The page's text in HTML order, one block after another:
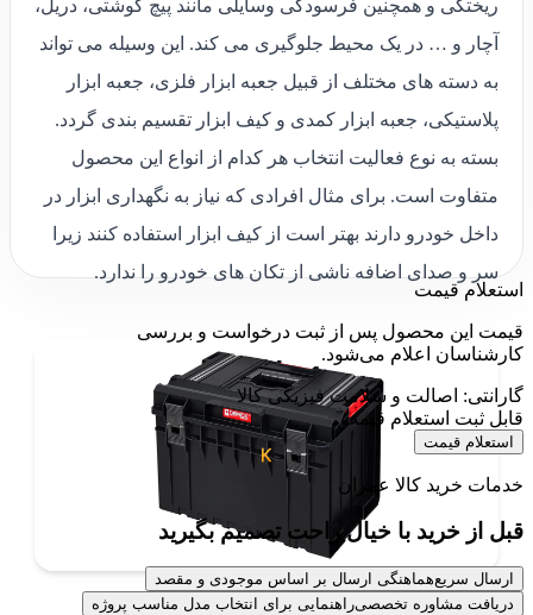
ریختگی و همچنین فرسودگی وسایلی مانند پیچ گوشتی، دریل،
آچار و … در یک محیط جلوگیری می کند. این وسیله می تواند
به دسته های مختلف از قبیل جعبه ابزار فلزی، جعبه ابزار
پلاستیکی، جعبه ابزار کمدی و کیف ابزار تقسیم بندی گردد.
بسته به نوع فعالیت انتخاب هر کدام از انواع این محصول
متفاوت است. برای مثال افرادی که نیاز به نگهداری ابزار در
داخل خودرو دارند بهتر است از کیف ابزار استفاده کنند زیرا
سر و صدای اضافه ناشی از تکان های خودرو را ندارد.
استعلام قیمت
قیمت این محصول پس از ثبت درخواست و بررسی
کارشناسان اعلام می‌شود.
گارانتی: اصالت و سلامت فیزیکی کالا
قابل ثبت استعلام قیمت
استعلام قیمت
خدمات خرید کالا عمران
قبل از خرید با خیال راحت تصمیم بگیرید
ارسال سریعهماهنگی ارسال بر اساس موجودی و مقصد
دریافت مشاوره تخصصیراهنمایی برای انتخاب مدل مناسب پروژه